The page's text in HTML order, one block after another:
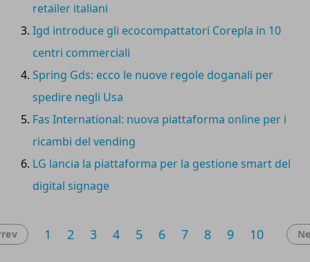
retailer italiani
Igd introduce gli ecocompattatori Corepla in 10
centri commerciali
Spring Gds: ecco le nuove regole doganali per
spedire negli Usa
Fas International: nuova piattaforma online per i
ricambi del vending
LG lancia la piattaforma per la gestione smart del
digital signage
1 2 3 4 5 6 7 8 9 10